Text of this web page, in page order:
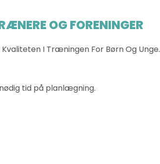
OG FORENINGER
I Træningen For Børn Og Unge.
tid på planlægning.